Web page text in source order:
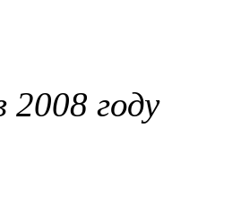
2008 году